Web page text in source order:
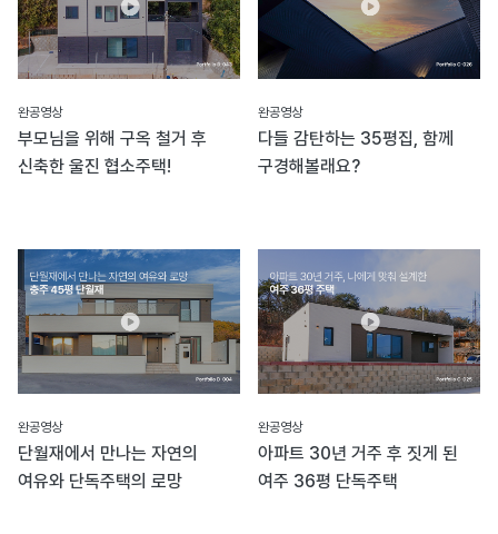
완공영상
부모님을 위해 구옥 철거 후
신축한 울진 협소주택!
완공영상
다들 감탄하는 35평집, 함께
구경해볼래요?
완공영상
단월재에서 만나는 자연의
여유와 단독주택의 로망
완공영상
아파트 30년 거주 후 짓게 된
여주 36평 단독주택